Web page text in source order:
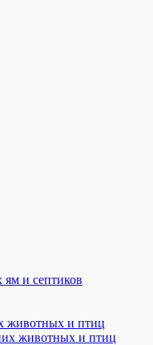
ям и септиков
животных и птиц
животных и птиц